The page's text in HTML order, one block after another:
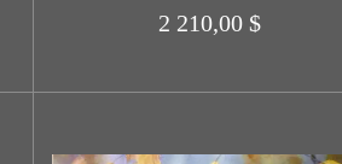
2 210,00 $